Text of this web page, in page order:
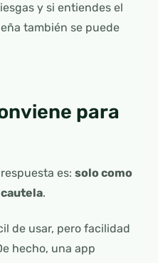
y si entiendes el
también se puede
para
es: solo como
.
de usar, pero facilidad
hecho, una app